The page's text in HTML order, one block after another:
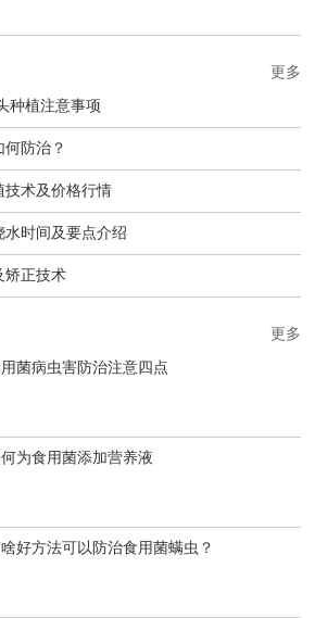
种植注意事项
防治？
技术及价格行情
时间及要点介绍
矫正技术
更多
菌病虫害防治注意四点
为食用菌添加营养液
好方法可以防治食用菌螨虫？
更多